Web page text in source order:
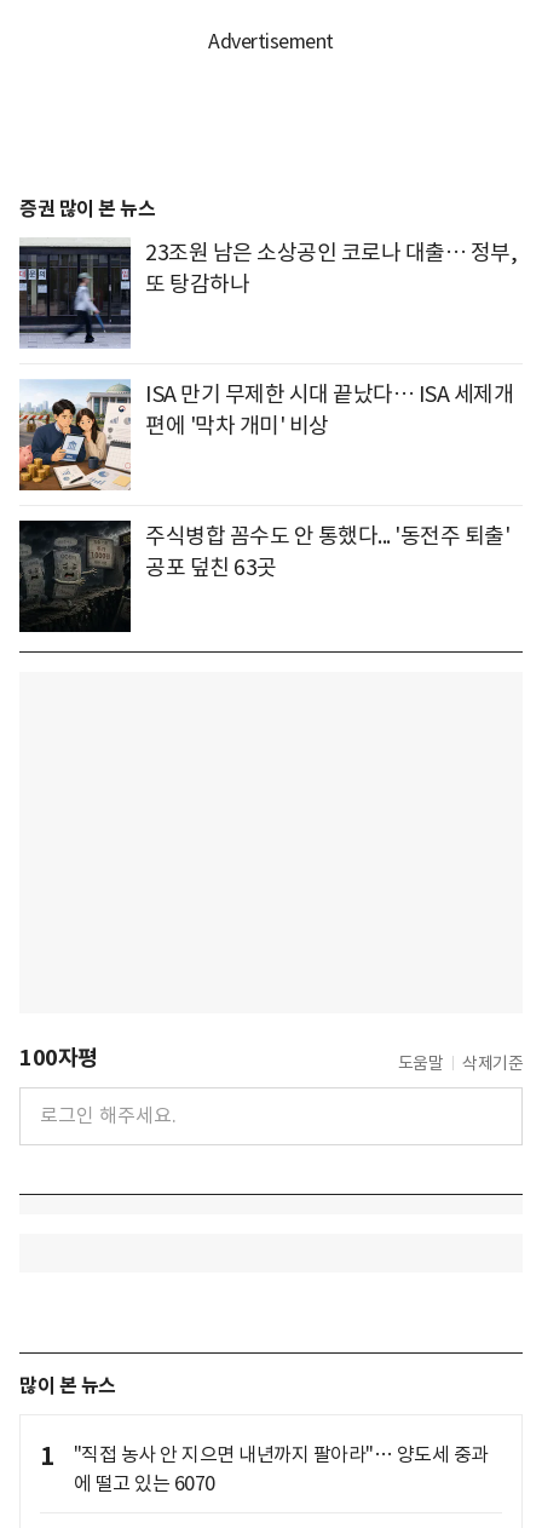
증권 많이 본 뉴스
23조원 남은 소상공인 코로나 대출… 정부,
또 탕감하나
ISA 만기 무제한 시대 끝났다… ISA 세제개
편에 '막차 개미' 비상
주식병합 꼼수도 안 통했다... '동전주 퇴출'
공포 덮친 63곳
100자평 도움말 삭제기준
많이 본 뉴스
1
"직접 농사 안 지으면 내년까지 팔아라"… 양도세 중과
에 떨고 있는 6070